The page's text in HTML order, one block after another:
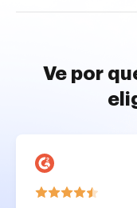
Ve por